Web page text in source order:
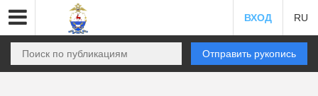
ВХОД RU
Отправить рукопись